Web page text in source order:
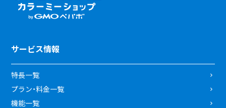
サービス情報
特長一覧
プラン・料金一覧
機能一覧